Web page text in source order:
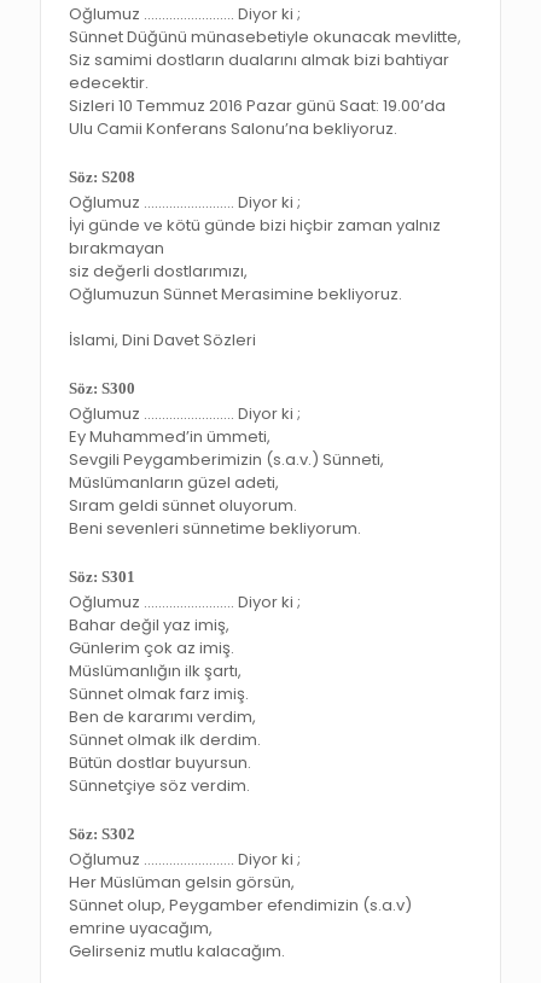
Oğlumuz ……………………. Diyor ki ;
Sünnet Düğünü münasebetiyle okunacak mevlitte,
Siz samimi dostların dualarını almak bizi bahtiyar
edecektir.
Sizleri 10 Temmuz 2016 Pazar günü Saat: 19.00’da
Ulu Camii Konferans Salonu’na bekliyoruz.
Söz: S208
Oğlumuz ……………………. Diyor ki ;
İyi günde ve kötü günde bizi hiçbir zaman yalnız
bırakmayan
siz değerli dostlarımızı,
Oğlumuzun Sünnet Merasimine bekliyoruz.
İslami, Dini Davet Sözleri
Söz: S300
Oğlumuz ……………………. Diyor ki ;
Ey Muhammed’in ümmeti,
Sevgili Peygamberimizin (s.a.v.) Sünneti,
Müslümanların güzel adeti,
Sıram geldi sünnet oluyorum.
Beni sevenleri sünnetime bekliyorum.
Söz: S301
Oğlumuz ……………………. Diyor ki ;
Bahar değil yaz imiş,
Günlerim çok az imiş.
Müslümanlığın ilk şartı,
Sünnet olmak farz imiş.
Ben de kararımı verdim,
Sünnet olmak ilk derdim.
Bütün dostlar buyursun.
Sünnetçiye söz verdim.
Söz: S302
Oğlumuz ……………………. Diyor ki ;
Her Müslüman gelsin görsün,
Sünnet olup, Peygamber efendimizin (s.a.v)
emrine uyacağım,
Gelirseniz mutlu kalacağım.